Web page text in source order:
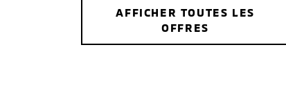
AFFICHER TOUTES LES
OFFRES